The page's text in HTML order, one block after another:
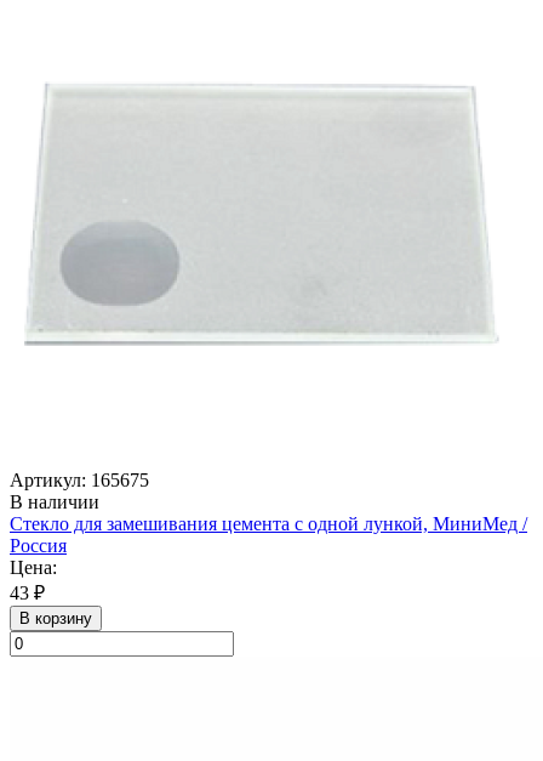
Артикул: 165675
В наличии
Стекло для замешивания цемента с одной лункой, МиниМед /
Россия
Цена:
43 ₽
В корзину